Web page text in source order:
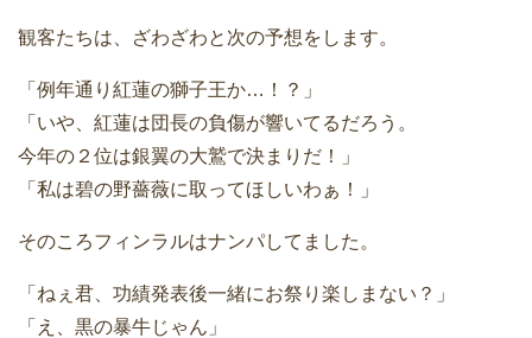
観客たちは、ざわざわと次の予想をします。
「例年通り紅蓮の獅子王か…！？」
「いや、紅蓮は団長の負傷が響いてるだろう。
今年の２位は銀翼の大鷲で決まりだ！」
「私は碧の野薔薇に取ってほしいわぁ！」
そのころフィンラルはナンパしてました。
「ねぇ君、功績発表後一緒にお祭り楽しまない？」
「え、黒の暴牛じゃん」